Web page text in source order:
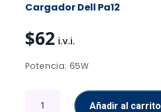
Cargador Dell Pa12
$62
Potencia: 65W
Añadir al carrito